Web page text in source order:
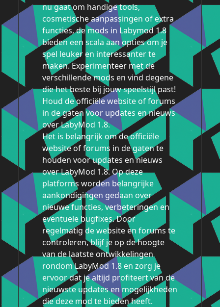
nu gaat om handige tools,
cosmetische aanpassingen of extra
functies, de mods in Labymod 1.8
bieden een scala aan opties om je
spel leuker en interessanter te
maken. Experimenteer met de
verschillende mods en vind degene
die het beste bij jouw speelstijl past!
Houd de officiële website of forums
in de gaten voor updates en nieuws
over LabyMod 1.8.
Het is belangrijk om de officiële
website of forums in de gaten te
houden voor updates en nieuws
over LabyMod 1.8. Op deze
platforms worden belangrijke
aankondigingen gedaan over
nieuwe functies, verbeteringen en
eventuele bugfixes. Door
regelmatig de website en forums te
controleren, blijf je op de hoogte
van de laatste ontwikkelingen
rondom LabyMod 1.8 en zorg je
ervoor dat je altijd profiteert van de
nieuwste updates en mogelijkheden
die deze mod te bieden heeft.